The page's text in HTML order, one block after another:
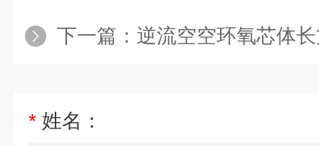
下一篇： 逆流空空环氧芯体
* 姓名：